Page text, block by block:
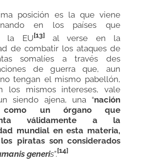
posición es la que viene
en los países que
la EU[13]al verse en la
de combatir los ataques de
somalíes a través des
de guerra que, aun
tengan el mismo pabellón,
los mismos intereses, vale
siendo ajena, una “nación
como un órgano que
válidamente a la
mundial en esta materia,
piratas son considerados
generis”.[14]